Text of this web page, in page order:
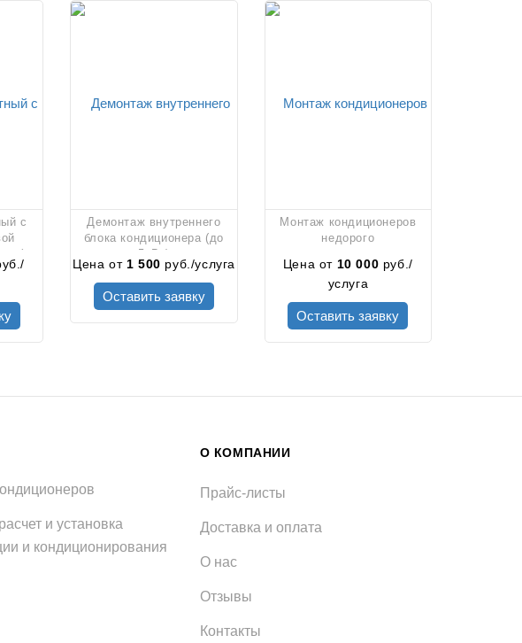
с
(с
от 5
Демонтаж внутреннего
блока кондиционера (до
5кВт)
Цена от 1 500 руб./услуга
Оставить заявку
Монтаж кондиционеров
недорого
Цена от 10 000 руб./
услуга
Оставить заявку
и установка
и кондиционирования
О КОМПАНИИ
Прайс-листы
Доставка и оплата
О нас
Отзывы
Контакты